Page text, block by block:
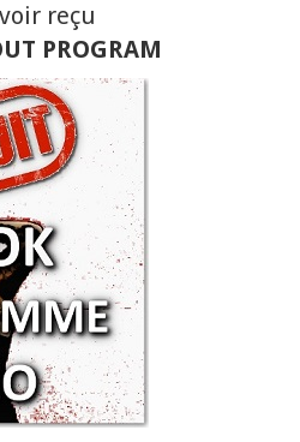
reçu
PROGRAM